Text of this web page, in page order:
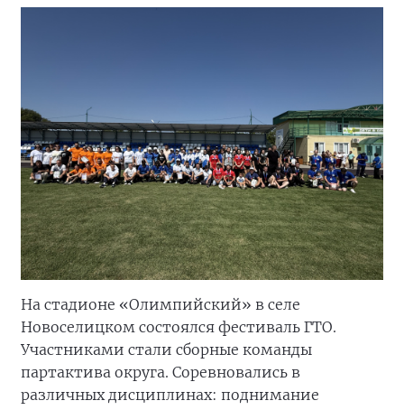
На стадионе «Олимпийский» в селе
Новоселицком состоялся фестиваль ГТО.
Участниками стали сборные команды
партактива округа. Соревновались в
различных дисциплинах: поднимание